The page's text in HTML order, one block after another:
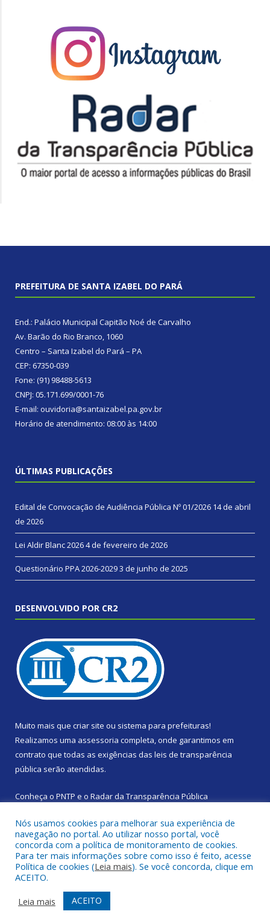
PREFEITURA DE SANTA IZABEL DO PARÁ
End.: Palácio Municipal Capitão Noé de Carvalho
Av. Barão do Rio Branco, 1060
Centro – Santa Izabel do Pará – PA
CEP: 67350-039
Fone: (91) 98488-5613
CNPJ: 05.171.699/0001-76
E-mail: ouvidoria@santaizabel.pa.gov.br
Horário de atendimento: 08:00 às 14:00
ÚLTIMAS PUBLICAÇÕES
Edital de Convocação de Audiência Pública Nº 01/2026 14 de abril
de 2026
Lei Aldir Blanc 20264 de fevereiro de 2026
Questionário PPA 2026-20293 de junho de 2025
DESENVOLVIDO POR CR2
Muito mais que criar site ou sistema para prefeituras!
Realizamos uma assessoria completa, onde garantimos em
contrato que todas as exigências das leis de transparência
pública serão atendidas.
Conheça o PNTP e o Radar da Transparência Pública
Todos os direitos reservados a Prefeitura Municipal de Santa
Izabel do Pará.
Mapa do Site
Acessar Área Administrativa
Acessar Webmail
Nós usamos cookies para melhorar sua experiência de
navegação no portal. Ao utilizar nosso portal, você
concorda com a política de monitoramento de cookies.
Para ter mais informações sobre como isso é feito, acesse
Política de cookies (Leia mais). Se você concorda, clique em
ACEITO.
Leia mais
ACEITO